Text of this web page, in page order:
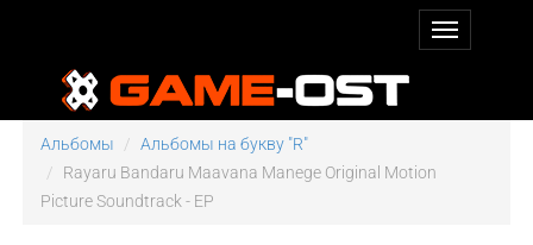
Альбомы
Альбомы на букву "R"
Rayaru Bandaru Maavana Manege Original Motion
Picture Soundtrack - EP